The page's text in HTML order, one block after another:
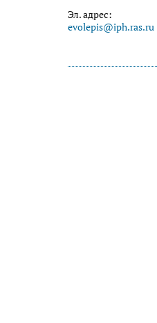
Эл. адрес:
evolepis@iph.ras.ru